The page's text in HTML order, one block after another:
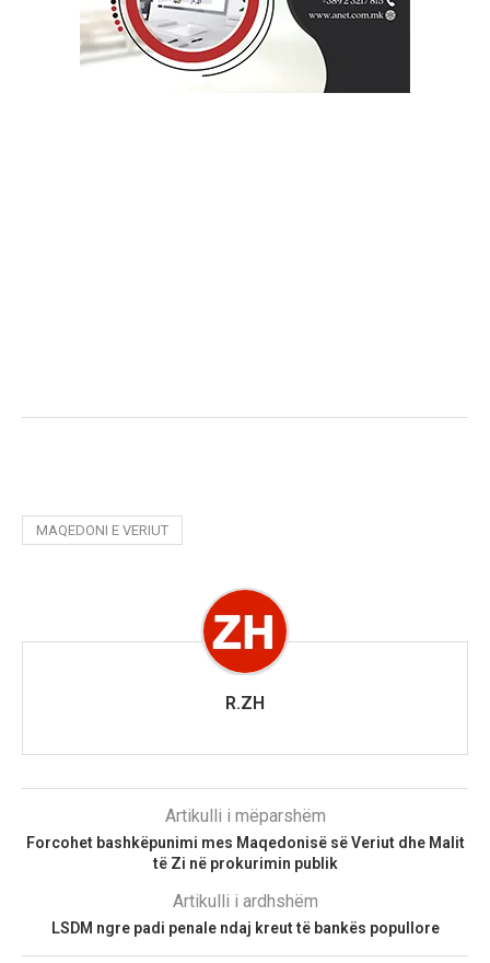
MAQEDONI E VERIUT
R.ZH
Artikulli i mëparshëm
Forcohet bashkëpunimi mes Maqedonisë së Veriut dhe Malit
të Zi në prokurimin publik
Artikulli i ardhshëm
LSDM ngre padi penale ndaj kreut të bankës popullore